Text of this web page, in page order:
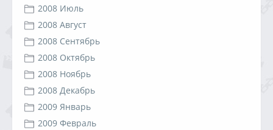
2008 Июль
2008 Август
2008 Сентябрь
2008 Октябрь
2008 Ноябрь
2008 Декабрь
2009 Январь
2009 Февраль